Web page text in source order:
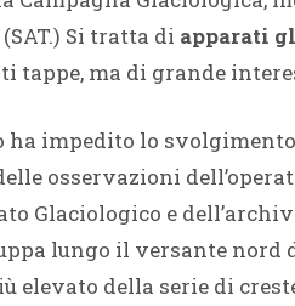
Si tratta di apparati
ma di grande
impedito lo
osservazioni
Glaciologico e
lungo il versante nord
elevato della serie di